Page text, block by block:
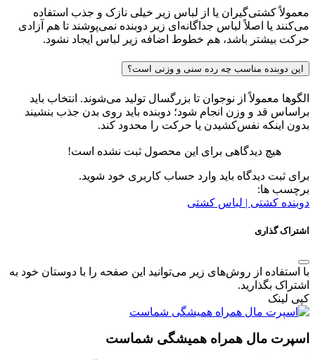
معمولاً کشتی‌گیران یا از لباس زیر خیلی نازک و جذب استفاده
می‌کنند یا اصلاً لباس جداگانه‌ای زیر دوبنده نمی‌پوشند تا هم آزادی
حرکت بیشتر باشد، هم خطوط اضافه زیر لباس ایجاد نشود.
این دوبنده مناسب چه رده سنی و وزنی است؟
الگوها معمولاً از نوجوان تا بزرگسال تولید می‌شوند. انتخاب باید
براساس قد و وزن انجام شود؛ دوبنده باید روی بدن جذب بنشیند
بدون اینکه نفس‌کشیدن یا حرکت را محدود کند.
هیچ دیدگاهی برای این محصول ثبت نشده است!
برای ثبت دیدگاه باید وارد حساب کاربری خود شوید.
برچسب ها:
دوبنده کشتی | لباس کشتی
اشتراک گذاری
با استفاده از روش‌های زیر می‌توانید این صفحه را با دوستان خود به
اشتراک بگذارید.
کپی لینک
اسپرت مال همراه همیشگی شماست